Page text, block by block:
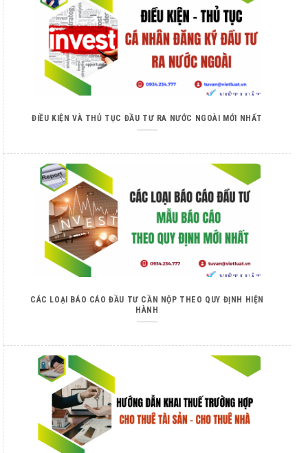
ĐIỀU KIỆN VÀ THỦ TỤC ĐẦU TƯ RA NƯỚC NGOÀI MỚI NHẤT
CÁC LOẠI BÁO CÁO ĐẦU TƯ CẦN NỘP THEO QUY ĐỊNH HIỆN
HÀNH